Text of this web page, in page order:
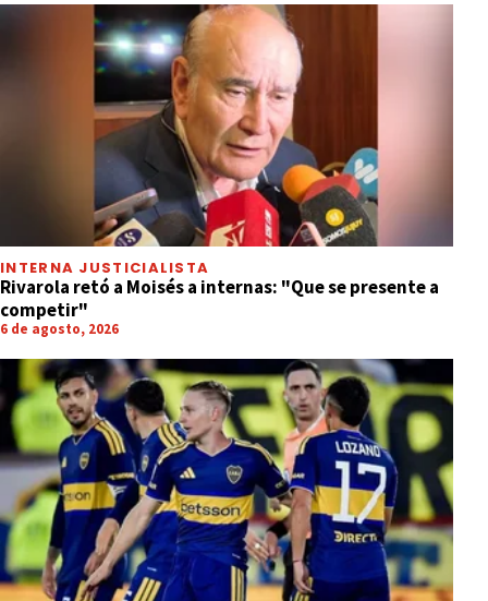
INTERNA JUSTICIALISTA
Rivarola retó a Moisés a internas: "Que se presente a
competir"
6 de agosto, 2026